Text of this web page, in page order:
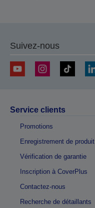
Suivez-nous
Service clients
Promotions
Enregistrement de produit
Vérification de garantie
Inscription à CoverPlus
Contactez-nous
Recherche de détaillants